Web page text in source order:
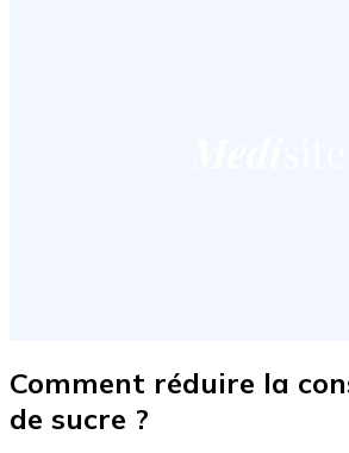
Comment réduire la
de sucre ?